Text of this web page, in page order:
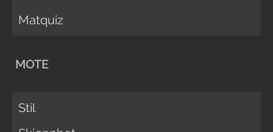
Matquiz
MOTE
Stil